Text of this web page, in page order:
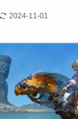
2024-11-01